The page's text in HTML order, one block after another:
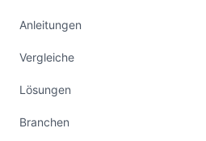
Anleitungen
Vergleiche
Lösungen
Branchen